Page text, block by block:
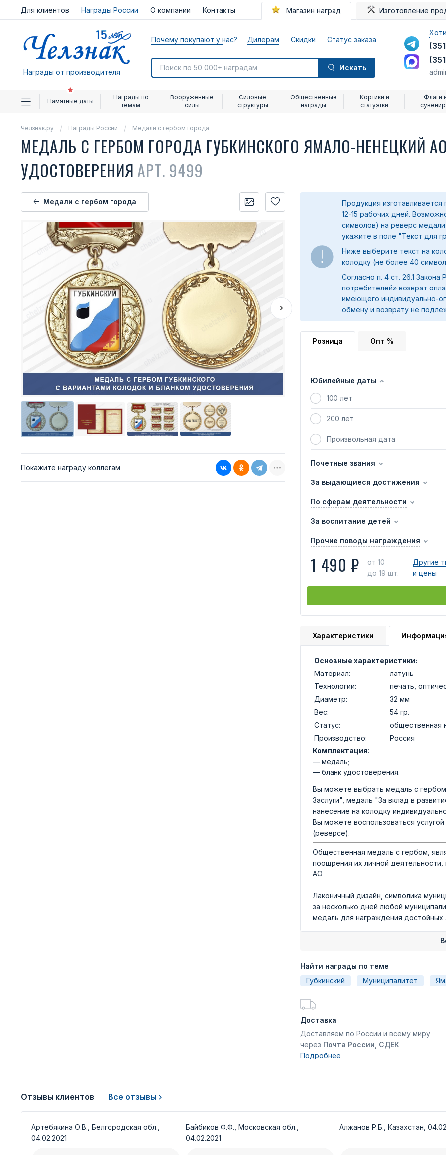
Для клиентов Награды России О компании Контакты Магазин наград Изготовление
Награды от производителя
Почему покупают у нас? Дилерам Скидки Статус заказа
Искать
Памятные даты
Награды по
темам
Вооруженные
силы
Силовые
структуры
Общественные
награды
Кортики и
статуэтки
Флаги и
Челзнак.ру Награды России Медали с гербом города
МЕДАЛЬ С ГЕРБОМ ГОРОДА ГУБКИНСКОГО ЯМАЛО-НЕНЕЦКИЙ
УДОСТОВЕРЕНИЯ АРТ. 9499
Медали с гербом города
Покажите награду коллегам
Продукция изготавливается
12-15 рабочих дней.
символов) на реверс
укажите в поле "Текст для
Ниже выберите текст на
колодку (не более 40
Согласно п. 4 ст. 26.1
потребителей» возврат
имеющего индивидуально-
обмену и возврату не
Розница Опт %
Юбилейные даты
100 лет
200 лет
Произвольная дата
Почетные звания
За выдающиеся достижения
По сферам деятельности
За воспитание детей
Прочие поводы награждения
1 490 ₽
от 10
до 19 шт.
Другие
и цены
Характеристики
Основные характеристики:
Материал:
латунь
Технологии:
печать,
Диаметр:
32 мм
Вес:
54 гр.
Статус:
общественная
Производство:
Россия
Комплектация:
— медаль;
— бланк удостоверения.
Вы можете выбрать медаль с гербом
Заслуги", медаль "За вклад в
нанесение на колодку
Вы можете воспользоваться
(реверсе).
Общественная медаль с гербом,
поощрения их личной деятельности,
АО
Лаконичный дизайн, символика
за несколько дней любой
медаль для награждения достойных
Найти награды по теме
Губкинский
Муниципалитет
Доставка
Доставляем по России и всему миру
через Почта России, СДЕК
Подробнее
Отзывы клиентов Все отзывы
Артебякина О.В., Белгородская обл.,
04.02.2021
Байбиков Ф.Ф., Московская обл.,
04.02.2021
Алжанов Р.Б., Казахстан,